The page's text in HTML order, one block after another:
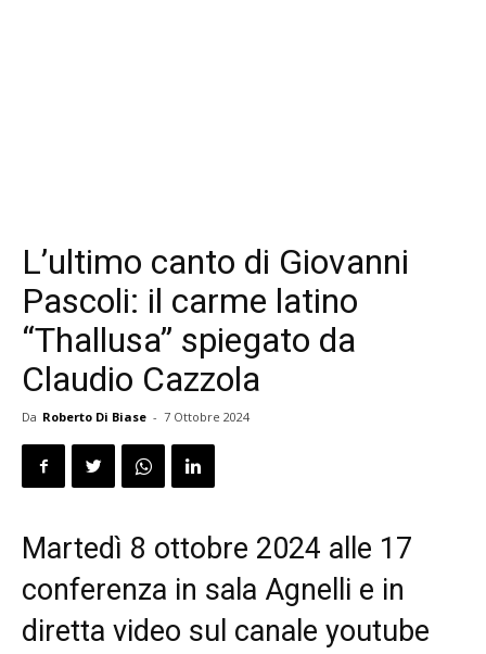
L’ultimo canto di Giovanni
Pascoli: il carme latino
“Thallusa” spiegato da
Claudio Cazzola
Da Roberto Di Biase - 7 Ottobre 2024
Martedì 8 ottobre 2024 alle 17
conferenza in sala Agnelli e in
diretta video sul canale youtube